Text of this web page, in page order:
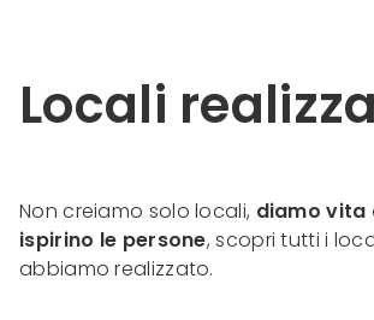
Locali
Non creiamo solo locali, diamo vita
ispirino le persone, scopri tutti i
abbiamo realizzato.